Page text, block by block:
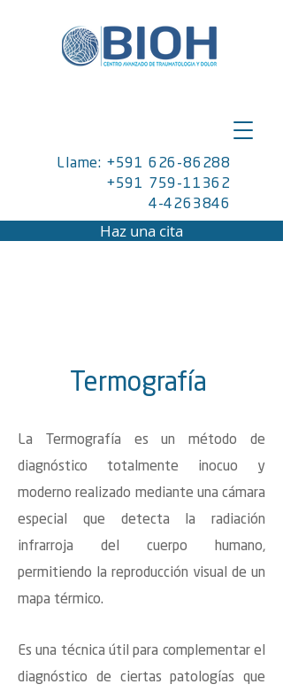
Llame: +591 626-86288
+591 759-11362
4-4263846
Haz una cita
Termografía
La Termografía es un método de
diagnóstico totalmente inocuo y
moderno realizado mediante una cámara
especial que detecta la radiación
infrarroja del cuerpo humano,
permitiendo la reproducción visual de un
mapa térmico.
Es una técnica útil para complementar el
diagnóstico de ciertas patologías que